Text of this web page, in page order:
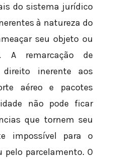
do sistema jurídico
à natureza do
seu objeto ou
A remarcação de
inerente aos
aéreo e pacotes
não pode ficar
que tornem seu
impossível para o
parcelamento. O